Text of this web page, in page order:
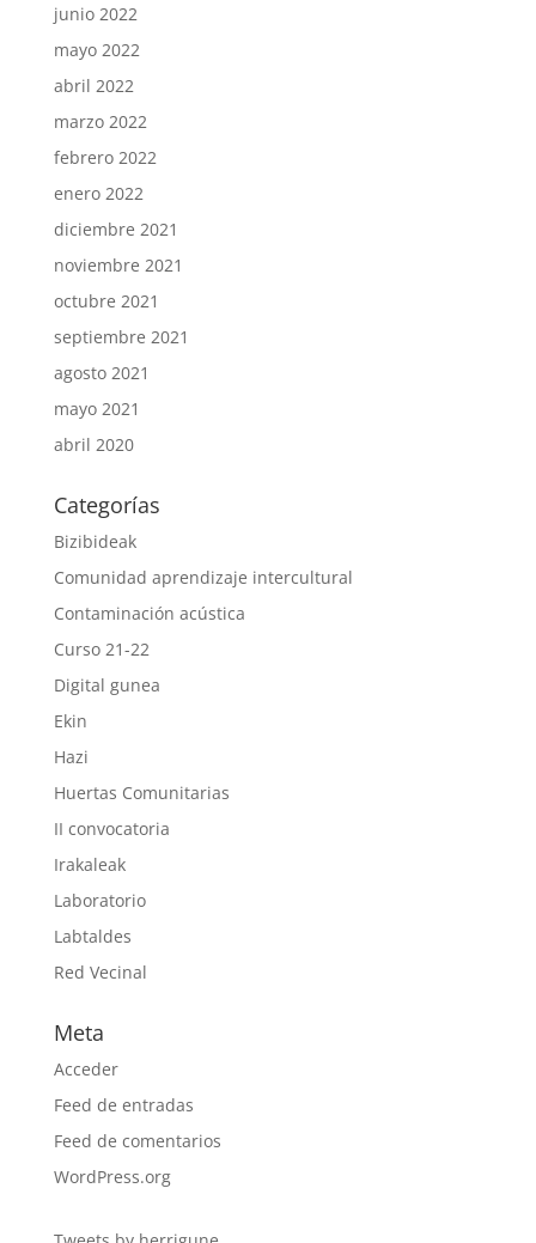
junio 2022
mayo 2022
abril 2022
marzo 2022
febrero 2022
enero 2022
diciembre 2021
noviembre 2021
octubre 2021
septiembre 2021
agosto 2021
mayo 2021
abril 2020
Categorías
Bizibideak
Comunidad aprendizaje intercultural
Contaminación acústica
Curso 21-22
Digital gunea
Ekin
Hazi
Huertas Comunitarias
II convocatoria
Irakaleak
Laboratorio
Labtaldes
Red Vecinal
Meta
Acceder
Feed de entradas
Feed de comentarios
WordPress.org